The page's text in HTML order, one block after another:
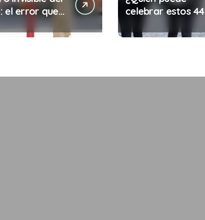
el error que
cada 30
en tu trabajo
celebrar estos 44